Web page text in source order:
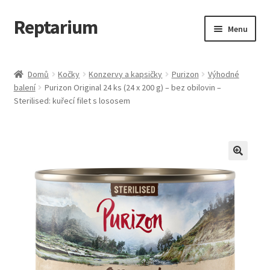
Přeskočit
na
Přejít
k
webu
Reptarium Menu
Košík
Obchod
Pokladna
Vše pro kočky
Domů Kočky Konzervy a kapsičky Purizon
Výhodné
balení
Purizon Original 24 ks (24 x 200 g) – bez obilovin –
Sterilised: kuřecí filet s lososem